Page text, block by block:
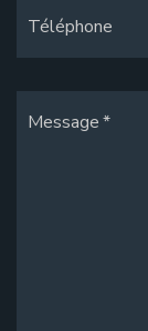
Téléphone
Message